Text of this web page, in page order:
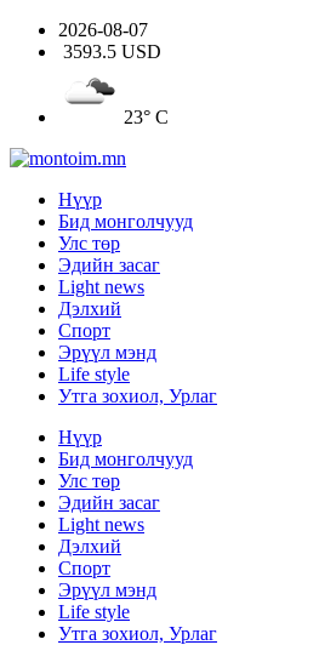
2026-08-07
3593.5 USD
23° C
Нүүр
Бид монголчууд
Улс төр
Эдийн засаг
Light news
Дэлхий
Спорт
Эрүүл мэнд
Life style
Утга зохиол, Урлаг
Нүүр
Бид монголчууд
Улс төр
Эдийн засаг
Light news
Дэлхий
Спорт
Эрүүл мэнд
Life style
Утга зохиол, Урлаг